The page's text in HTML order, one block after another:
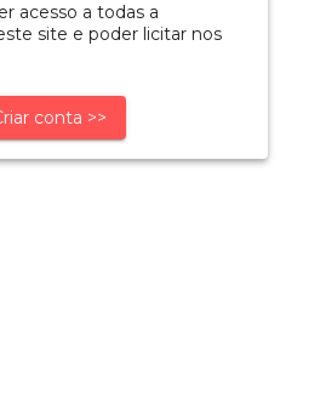
acesso a todas a
site e poder licitar nos
conta >>